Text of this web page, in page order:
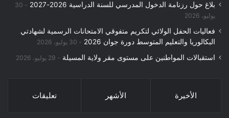
بلاغ حول رزنامة الدخول المدرسي للسنة الدراسية 2026-2027
30
يوليو، 2026
فعاليات الحفل الولائي لتكريم متفوقي الامتحانات الرسمية لشهادتي
البكالوريا والتعليم المتوسط دورة جوان 2026
30 يوليو، 2026
استقبالات المواطنين على مستوى مقر ولاية المسيلة 29 يوليو، 2026
الأخيرة الأشهر تعليقات